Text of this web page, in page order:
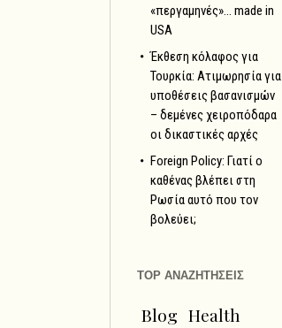
«περγαμηνές»… made in
USA
Έκθεση κόλαφος για
Τουρκία: Ατιμωρησία για
υποθέσεις βασανισμών
– δεμένες χειροπόδαρα
οι δικαστικές αρχές
Foreign Policy: Γιατί ο
καθένας βλέπει στη
Ρωσία αυτό που τον
βολεύει;
TOP ΑΝΑΖΗΤΗΣΕΙΣ
Blog Health